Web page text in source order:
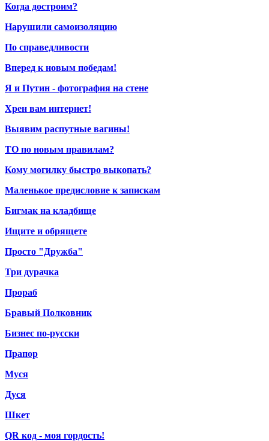
Когда достроим?
Нарушили самоизоляцию
По справедливости
Вперед к новым победам!
Я и Путин - фотография на стене
Хрен вам интернет!
Выявим распутные вагины!
ТО по новым правилам?
Кому могилку быстро выкопать?
Маленькое предисловие к запискам
Бигмак на кладбище
Ищите и обрящете
Просто "Дружба"
Три дурачка
Прораб
Бравый Полковник
Бизнес по-русски
Прапор
Муся
Дуся
Шкет
QR код - моя гордость!